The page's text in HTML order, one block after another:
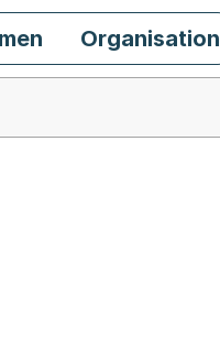
Organisation